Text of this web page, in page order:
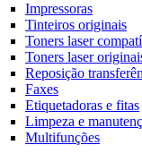
Impressoras
Tinteiros originais
Toners laser
Toners laser
Reposição
Faxes
Etiquetadoras e fitas
Limpeza e
Multifunções